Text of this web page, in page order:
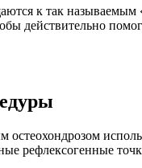
к так называемым
действительно
рефлексогенные